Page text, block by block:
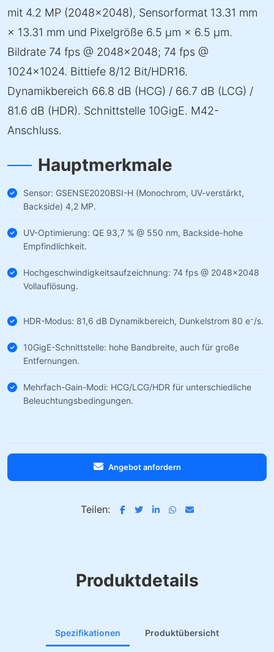
mit 4.2 MP (2048×2048), Sensorformat 13.31 mm
× 13.31 mm und Pixelgröße 6.5 µm × 6.5 µm.
Bildrate 74 fps @ 2048×2048; 74 fps @
1024×1024. Bittiefe 8/12 Bit/HDR16.
Dynamikbereich 66.8 dB (HCG) / 66.7 dB (LCG) /
81.6 dB (HDR). Schnittstelle 10GigE. M42-
Anschluss.
Hauptmerkmale
Sensor: GSENSE2020BSI-H (Monochrom, UV-verstärkt,
Backside) 4,2 MP.
UV-Optimierung: QE 93,7 % @ 550 nm, Backside-hohe
Empfindlichkeit.
Hochgeschwindigkeitsaufzeichnung: 74 fps @ 2048×2048
Vollauflösung.
HDR-Modus: 81,6 dB Dynamikbereich, Dunkelstrom 80 e⁻/s.
10GigE-Schnittstelle: hohe Bandbreite, auch für große
Entfernungen.
Mehrfach-Gain-Modi: HCG/LCG/HDR für unterschiedliche
Beleuchtungsbedingungen.
Angebot anfordern
Teilen:
Produktdetails
Spezifikationen Produktübersicht